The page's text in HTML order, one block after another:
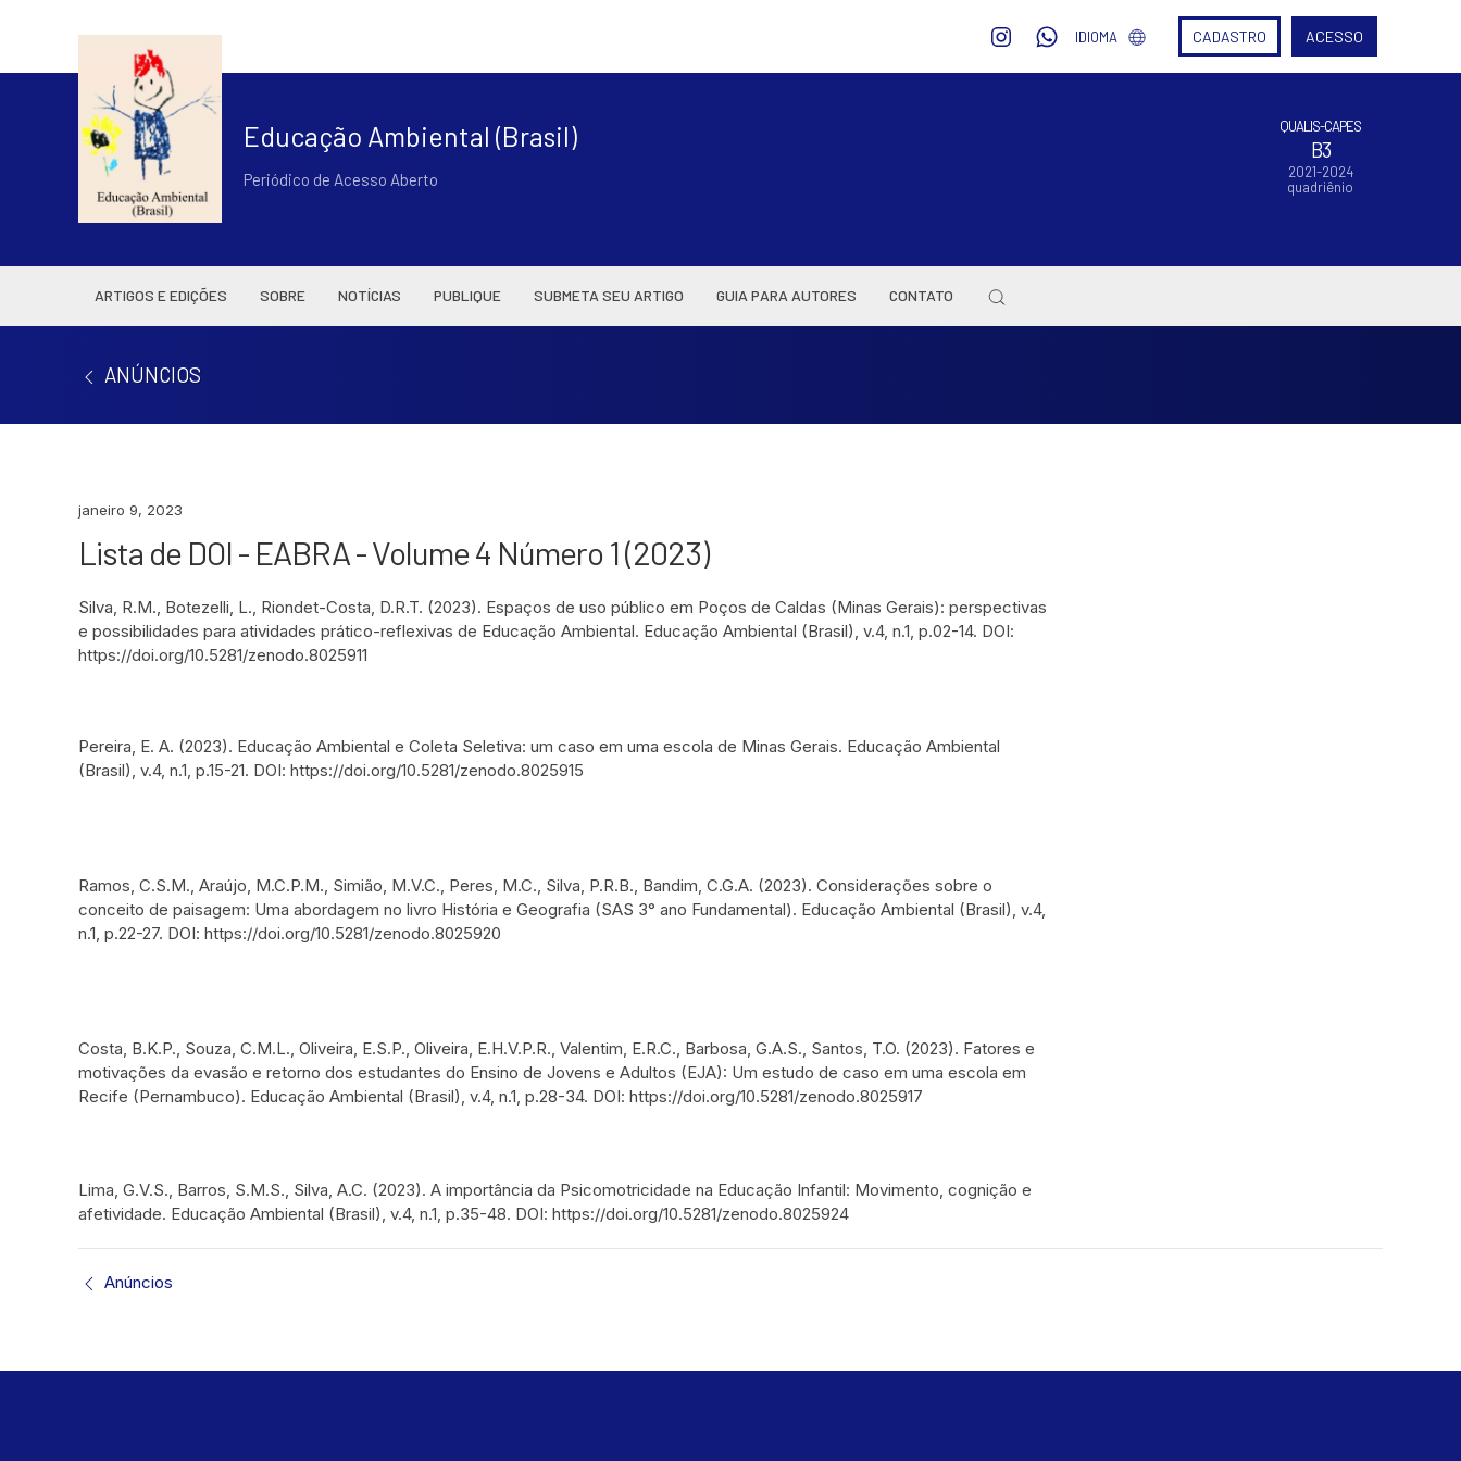
IDIOMA CADASTRO ACESSO
Educação Ambiental (Brasil)
Periódico de Acesso Aberto
QUALIS-CAPES
B3
2021-2024
quadriênio
ARTIGOS E EDIÇÕES SOBRE NOTÍCIAS PUBLIQUE SUBMETA SEU ARTIGO GUIA PARA AUTORES CONTATO
ANÚNCIOS
janeiro 9, 2023
Lista de DOI - EABRA - Volume 4 Número 1 (2023)
Silva, R.M., Botezelli, L., Riondet-Costa, D.R.T. (2023). Espaços de uso público em Poços de Caldas (Minas Gerais): perspectivas
e possibilidades para atividades prático-reflexivas de Educação Ambiental. Educação Ambiental (Brasil), v.4, n.1, p.02-14. DOI:
https://doi.org/10.5281/zenodo.8025911
Pereira, E. A. (2023). Educação Ambiental e Coleta Seletiva: um caso em uma escola de Minas Gerais. Educação Ambiental
(Brasil), v.4, n.1, p.15-21. DOI: https://doi.org/10.5281/zenodo.8025915
Ramos, C.S.M., Araújo, M.C.P.M., Simião, M.V.C., Peres, M.C., Silva, P.R.B., Bandim, C.G.A. (2023). Considerações sobre o
conceito de paisagem: Uma abordagem no livro História e Geografia (SAS 3° ano Fundamental). Educação Ambiental (Brasil), v.4,
n.1, p.22-27. DOI: https://doi.org/10.5281/zenodo.8025920
Costa, B.K.P., Souza, C.M.L., Oliveira, E.S.P., Oliveira, E.H.V.P.R., Valentim, E.R.C., Barbosa, G.A.S., Santos, T.O. (2023). Fatores e
motivações da evasão e retorno dos estudantes do Ensino de Jovens e Adultos (EJA): Um estudo de caso em uma escola em
Recife (Pernambuco). Educação Ambiental (Brasil), v.4, n.1, p.28-34. DOI: https://doi.org/10.5281/zenodo.8025917
Lima, G.V.S., Barros, S.M.S., Silva, A.C. (2023). A importância da Psicomotricidade na Educação Infantil: Movimento, cognição e
afetividade. Educação Ambiental (Brasil), v.4, n.1, p.35-48. DOI: https://doi.org/10.5281/zenodo.8025924
Anúncios